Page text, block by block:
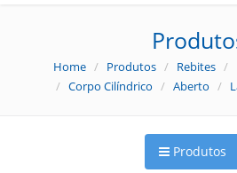
A OR
PRODUTOS
Home/ Produtos/ Rebites/
/ Corpo Cilíndrico / Aberto /
Produtos